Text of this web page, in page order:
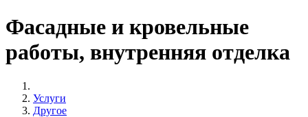
Фасадные и кровельные
работы, внутренняя отделка
Услуги
Другое